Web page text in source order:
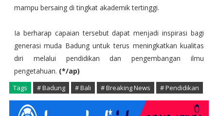
mampu bersaing di tingkat akademik tertinggi.
Ia berharap capaian tersebut dapat menjadi inspirasi bagi
generasi muda Badung untuk terus meningkatkan kualitas
diri melalui pendidikan dan pengembangan ilmu
pengetahuan. (*/ap)
Tags # Badung # Bali # Breaking News # Pendidikan